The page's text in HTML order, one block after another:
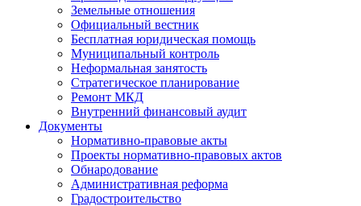
Земельные отношения
Официальный вестник
Бесплатная юридическая помощь
Муниципальный контроль
Неформальная занятость
Стратегическое планирование
Ремонт МКД
Внутренний финансовый аудит
Документы
Нормативно-правовые акты
Проекты нормативно-правовых актов
Обнародование
Административная реформа
Градостроительство